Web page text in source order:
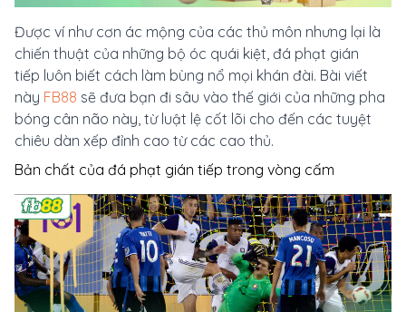
Được ví như cơn ác mộng của các thủ môn nhưng lại là
chiến thuật của những bộ óc quái kiệt, đá phạt gián
tiếp luôn biết cách làm bùng nổ mọi khán đài. Bài viết
này FB88 sẽ đưa bạn đi sâu vào thế giới của những pha
bóng cân não này, từ luật lệ cốt lõi cho đến các tuyệt
chiêu dàn xếp đỉnh cao từ các cao thủ.
Bản chất của đá phạt gián tiếp trong vòng cấm